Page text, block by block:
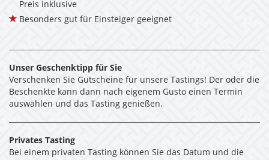
Preis inklusive
Besonders gut für Einsteiger geeignet
Unser Geschenktipp für Sie
Verschenken Sie Gutscheine für unsere Tastings! Der oder die
Beschenkte kann dann nach eigenem Gusto einen Termin
auswählen und das Tasting genießen.
Privates Tasting
Bei einem privaten Tasting können Sie das Datum und die